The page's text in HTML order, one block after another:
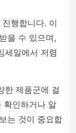
진행합니다. 이
을 수 있으며,
세일에서 저렴
한 제품군에 걸
확인하거나 알
는 것이 중요합